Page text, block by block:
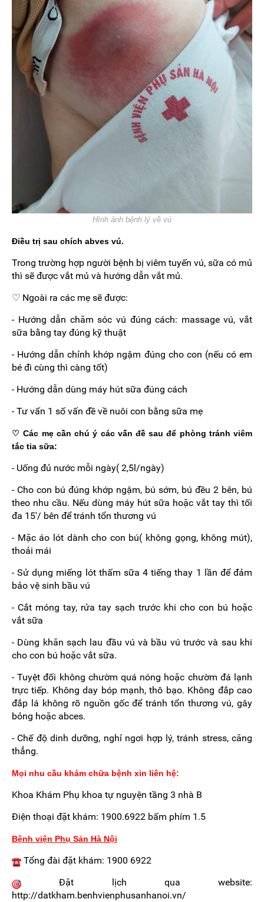
Hình ảnh bệnh lý về vú
Điều trị sau chích abves vú.
Trong trường hợp người bệnh bị viêm tuyến vú, sữa có mủ
thì sẽ được vắt mủ và hướng dẫn vắt mủ.
♡ Ngoài ra các mẹ sẽ được:
- Hướng dẫn chăm sóc vú đúng cách: massage vú, vắt
sữa bằng tay đúng kỹ thuật
- Hướng dẫn chỉnh khớp ngậm đúng cho con (nếu có em
bé đi cùng thì càng tốt)
- Hướng dẫn dùng máy hút sữa đúng cách
- Tư vấn 1 số vấn đề về nuôi con bằng sữa mẹ
♡ Các mẹ cần chú ý các vấn đề sau để phòng tránh viêm
tắc tia sữa:
- Uống đủ nước mỗi ngày( 2,5l/ngày)
- Cho con bú đúng khớp ngậm, bú sớm, bú đều 2 bên, bú
theo nhu cầu. Nếu dùng máy hút sữa hoặc vắt tay thì tối
đa 15'/ bên để tránh tổn thương vú
- Mặc áo lót dành cho con bú( không gọng, không mút),
thoải mái
- Sử dụng miếng lót thấm sữa 4 tiếng thay 1 lần để đảm
bảo vệ sinh bầu vú
- Cắt móng tay, rửa tay sạch trước khi cho con bú hoặc
vắt sữa
- Dùng khăn sạch lau đầu vú và bầu vú trước và sau khi
cho con bú hoặc vắt sữa.
- Tuyệt đối không chườm quá nóng hoặc chườm đá lạnh
trực tiếp. Không day bóp mạnh, thô bạo. Không đắp cao
đắp lá không rõ nguồn gốc để tránh tổn thương vú, gây
bỏng hoặc abces.
- Chế độ dinh dưỡng, nghỉ ngơi hợp lý, tránh stress, căng
thẳng.
Mọi nhu cầu khám chữa bệnh xin liên hệ:
Khoa Khám Phụ khoa tự nguyện tầng 3 nhà B
Điện thoại đặt khám: 1900.6922 bấm phím 1.5
Bệnh viện Phụ Sản Hà Nội
Tổng đài đặt khám: 1900 6922
Đặt lịch qua website:
http://datkham.benhvienphusanhanoi.vn/